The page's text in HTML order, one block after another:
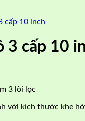
3 cấp 10
3 lõi lọc
với kích thước khe